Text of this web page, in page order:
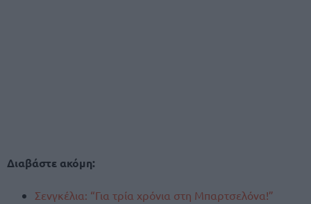
Διαβάστε ακόμη:
Σενγκέλια: “Για τρία χρόνια στη Μπαρτσελόνα!”